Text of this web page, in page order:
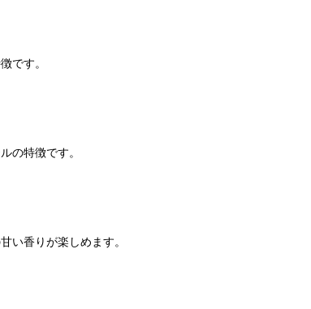
です。
の特徴です。
い香りが楽しめます。